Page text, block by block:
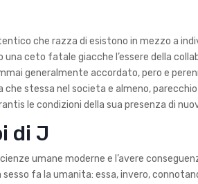
che razza di esistono in mezzo a
ceto fatale giacche l’essere della
generalmente accordato, pero e
stessa nel societa e almeno,
le condizioni della sua presenza di
di J
umane moderne e l’avere
fa la umanita: essa, invero,